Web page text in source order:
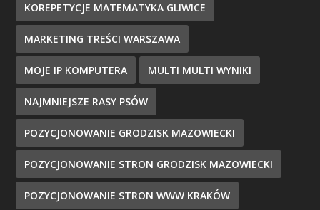
KOREPETYCJE MATEMATYKA GLIWICE
MARKETING TREŚCI WARSZAWA
MOJE IP KOMPUTERA MULTI MULTI WYNIKI
NAJMNIEJSZE RASY PSÓW
POZYCJONOWANIE GRODZISK MAZOWIECKI
POZYCJONOWANIE STRON GRODZISK MAZOWIECKI
POZYCJONOWANIE STRON WWW KRAKÓW